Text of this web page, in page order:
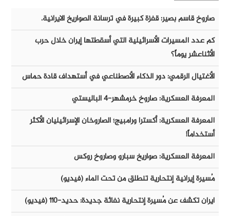
صاروخ قاسم بصير: قفزة كبيرة في ترسانة الصواريخ الايرانية.
كم عدد المسيرات الأسرائيلية التي أسقطتها إيران خلال حرب
الأثناعشر يوماً؟
الأغتيال الرقمي: دور الذكاء الأصطناعي في أستهداف قادة حماس
المعرفة العسكرية: صاروخ خرمشهر-٤ الباليستي
المعرفة العسكرية: أكسترا ورامبيج؛ الصاروخان الإسرائيليان الأكثر
أستخداماً!
المعرفة العسكرية: صواريخ سبارو وصاروخ روكس
مُسيرة إيرانية إنتحارية تنطلق من تحت الماء (فيديو)
ايران تكشف عن مُسيرة إنتحارية نفاثة جديدة: حديد-١١٠ (فيديو)